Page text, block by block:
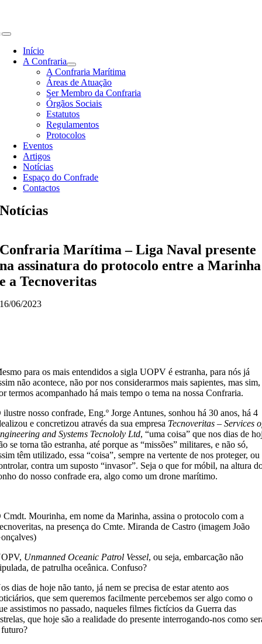
content
Toggle
NavigationInício
A Confraria
A Confraria Marítima
Áreas de Atuação
Ser Membro da Confraria
Órgãos Sociais
Estatutos
Regulamentos
Protocolos
Eventos
Artigos
Notícias
Espaço do Confrade
Contactos
Notícias
Confraria Marítima – Liga Naval presente
na assinatura do protocolo entre a Marinha
e a Tecnoveritas
16/06/2023
para os mais entendidos a sigla UOPV é estranha, para nós já
não acontece, não por nos considerarmos mais sapientes, mas sim,
termos acompanhado há mais tempo o tema na nossa Confraria.
ilustre nosso confrade, Eng.º Jorge Antunes, sonhou há 30 anos, há 4
e concretizou através da sua empresa Tecnoveritas – Services
and Systems Tecnololy Ltd, “uma coisa” que nos dias de
se torna tão estranha, até porque as “missões” militares, e não só,
têm utilizado, essa “coisa”, sempre na vertente de nos proteger, ou
contra um suposto “invasor”. Seja o que for móbil, na altura
do nosso confrade era, algo como um drone marítimo.
Cmdt. Mourinha, em nome da Marinha, assina o protocolo com a
na presença do Cmte. Miranda de Castro (imagem João
Unmanned Oceanic Patrol Vessel, ou seja, embarcação não
de patrulha oceânica. Confuso?
dias de hoje não tanto, já nem se precisa de estar atento aos
que sem queremos facilmente percebemos ser algo como o
assistimos no passado, naqueles filmes fictícios da Guerra das
que hoje são a realidade do presente interrogando-nos como